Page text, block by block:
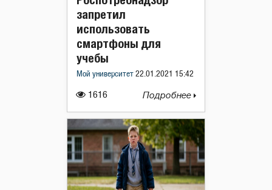
1616
запретил
использовать
смартфоны для
учебы
Мой университет 22.01.2021 15:42
Подробнее